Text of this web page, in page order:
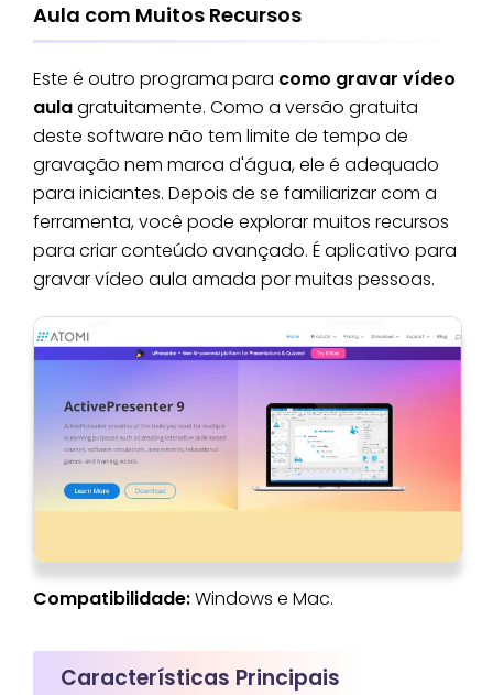
Aula com Muitos Recursos
Este é outro programa para como gravar vídeo
aulagratuitamente. Como a versão gratuita
deste software não tem limite de tempo de
gravação nem marca d'água, ele é adequado
para iniciantes. Depois de se familiarizar com a
ferramenta, você pode explorar muitos recursos
para criar conteúdo avançado. É aplicativo para
gravar vídeo aula amada por muitas pessoas.
Compatibilidade:Windows e Mac.
Características Principais